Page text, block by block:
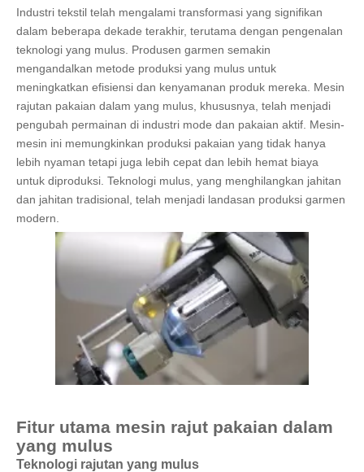
Industri tekstil telah mengalami transformasi yang signifikan
dalam beberapa dekade terakhir, terutama dengan pengenalan
teknologi yang mulus. Produsen garmen semakin
mengandalkan metode produksi yang mulus untuk
meningkatkan efisiensi dan kenyamanan produk mereka. Mesin
rajutan pakaian dalam yang mulus, khususnya, telah menjadi
pengubah permainan di industri mode dan pakaian aktif. Mesin-
mesin ini memungkinkan produksi pakaian yang tidak hanya
lebih nyaman tetapi juga lebih cepat dan lebih hemat biaya
untuk diproduksi. Teknologi mulus, yang menghilangkan jahitan
dan jahitan tradisional, telah menjadi landasan produksi garmen
modern.
Fitur utama mesin rajut pakaian dalam
yang mulus
Teknologi rajutan yang mulus